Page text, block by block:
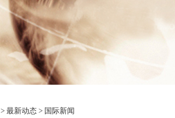
> 最新动态 > 国际新闻